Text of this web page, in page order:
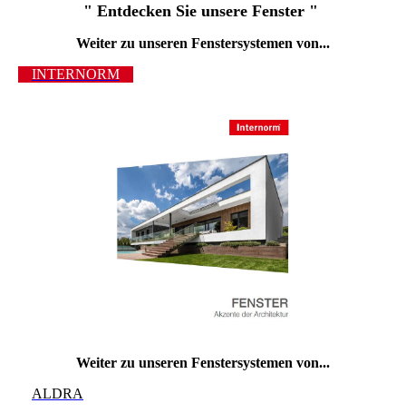
" Entdecken Sie unsere Fenster "
Weiter zu unseren Fenstersystemen von...
INTERNORM
Weiter zu unseren Fenstersystemen von...
ALDRA